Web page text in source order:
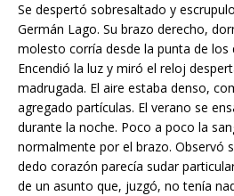
Se despertó sobresaltado y
Germán Lago. Su brazo derecho,
molesto corría desde la punta de los
Encendió la luz y miró el reloj
madrugada. El aire estaba denso,
agregado partículas. El verano se
durante la noche. Poco a poco la
normalmente por el brazo. Observó
dedo corazón parecía sudar
de un asunto que, juzgó, no tenía